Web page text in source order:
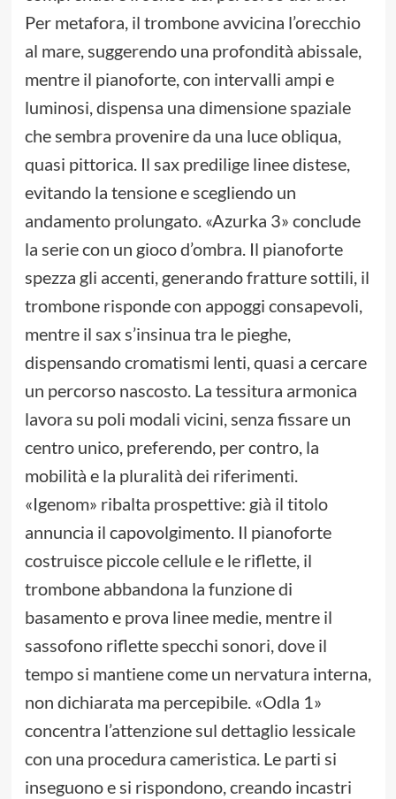
Per metafora, il trombone avvicina l’orecchio
al mare, suggerendo una profondità abissale,
mentre il pianoforte, con intervalli ampi e
luminosi, dispensa una dimensione spaziale
che sembra provenire da una luce obliqua,
quasi pittorica. Il sax predilige linee distese,
evitando la tensione e scegliendo un
andamento prolungato. «Azurka 3» conclude
la serie con un gioco d’ombra. Il pianoforte
spezza gli accenti, generando fratture sottili, il
trombone risponde con appoggi consapevoli,
mentre il sax s’insinua tra le pieghe,
dispensando cromatismi lenti, quasi a cercare
un percorso nascosto. La tessitura armonica
lavora su poli modali vicini, senza fissare un
centro unico, preferendo, per contro, la
mobilità e la pluralità dei riferimenti.
«Igenom» ribalta prospettive: già il titolo
annuncia il capovolgimento. Il pianoforte
costruisce piccole cellule e le riflette, il
trombone abbandona la funzione di
basamento e prova linee medie, mentre il
sassofono riflette specchi sonori, dove il
tempo si mantiene come un nervatura interna,
non dichiarata ma percepibile. «Odla 1»
concentra l’attenzione sul dettaglio lessicale
con una procedura cameristica. Le parti si
inseguono e si rispondono, creando incastri